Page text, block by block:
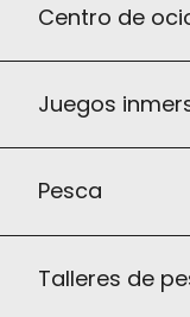
Centro de
Juegos
Pesca
Talleres de